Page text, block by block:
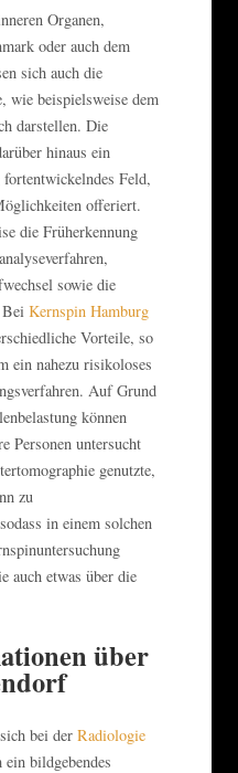
Organen,
oder auch dem
sich auch die
wie beispielsweise dem
darstellen. Die
hinaus ein
Feld,
offeriert.
die Früherkennung
sowie die
Kernspin Hamburg
Vorteile, so
ein nahezu risikoloses
Auf Grund
können
Personen untersucht
genutzte,
zu
in einem solchen
auch etwas über die
über
bei der Radiologie
bildgebendes